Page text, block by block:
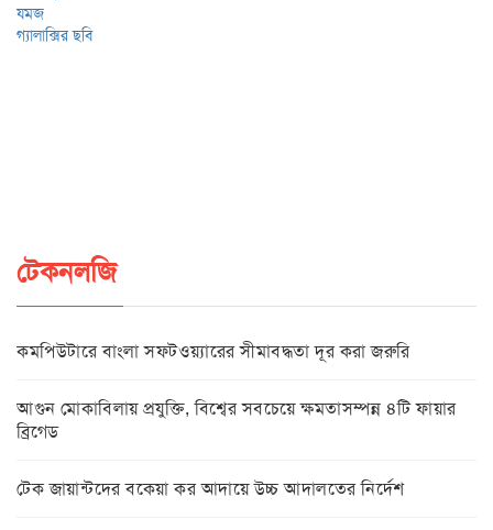
টেকনলজি
কমপিউটারে বাংলা সফটওয়্যারের সীমাবদ্ধতা দূর করা জরুরি
আগুন মোকাবিলায় প্রযুক্তি, বিশ্বের সবচেয়ে ক্ষমতাসম্পন্ন ৪টি ফায়ার
ব্রিগেড
টেক জায়ান্টদের বকেয়া কর আদায়ে উচ্চ আদালতের নির্দেশ